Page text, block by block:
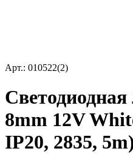
Арт.: 010522(2)
8mm 12V
IP20, 2835,